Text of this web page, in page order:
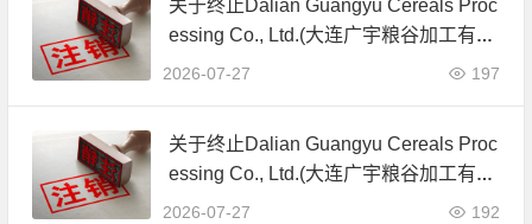
关于终止Dalian Guangyu Cereals Proc
essing Co., Ltd.(大连广宇粮谷加工有限
公司)JAS有机产品认证证书的公告
2026-07-27 197
关于终止Dalian Guangyu Cereals Proc
essing Co., Ltd.(大连广宇粮谷加工有限
公司)JAS有机产品认证证书的公告
2026-07-27 192